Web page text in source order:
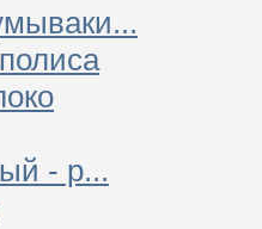
- р...